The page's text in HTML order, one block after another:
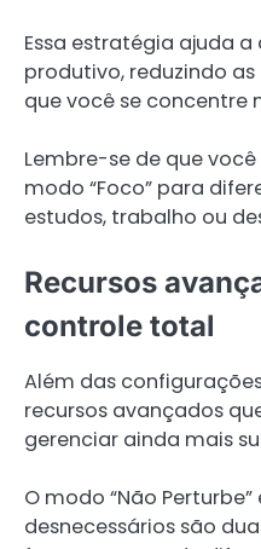
Essa estratégia ajuda
produtivo, reduzindo
que você se concentre
Lembre-se de que
modo “Foco” para
estudos, trabalho ou
Recursos
controle total
Além das
recursos avançados
gerenciar ainda mais
O modo “Não
desnecessários são